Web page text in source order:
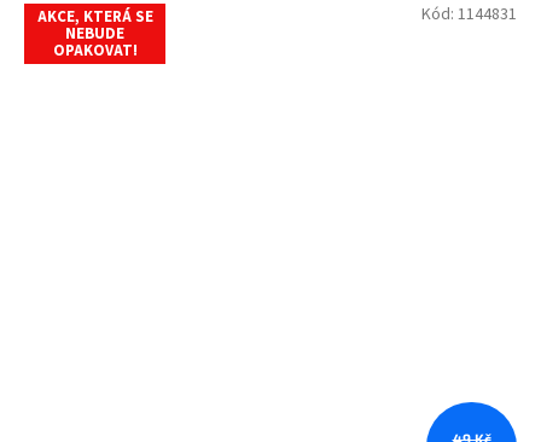
AKCE, KTERÁ SE
NEBUDE
OPAKOVAT!
Kód: 1144831